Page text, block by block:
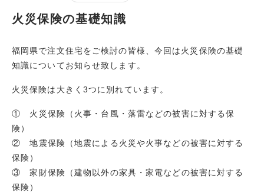
火災保険の基礎知識
福岡県で注文住宅をご検討の皆様、今回は火災保険の基礎
知識についてお知らせ致します。
火災保険は大きく3つに別れています。
① 火災保険（火事・台風・落雷などの被害に対する保
険）
② 地震保険（地震による火災や火事などの被害に対する
保険）
③ 家財保険（建物以外の家具・家電などの被害に対する
保険）